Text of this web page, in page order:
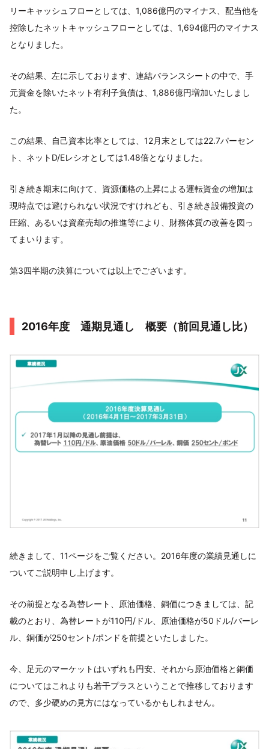
リーキャッシュフローとしては、1,086億円のマイナス、配当他を
控除したネットキャッシュフローとしては、1,694億円のマイナス
となりました。
その結果、左に示しております、連結バランスシートの中で、手
元資金を除いたネット有利子負債は、1,886億円増加いたしまし
た。
この結果、自己資本比率としては、12月末としては22.7パーセン
ト、ネットD/Eレシオとしては1.48倍となりました。
引き続き期末に向けて、資源価格の上昇による運転資金の増加は
現時点では避けられない状況ですけれども、引き続き設備投資の
圧縮、あるいは資産売却の推進等により、財務体質の改善を図っ
てまいります。
第3四半期の決算については以上でございます。
2016年度 通期見通し 概要（前回見通し比）
続きまして、11ページをご覧ください。2016年度の業績見通しに
ついてご説明申し上げます。
その前提となる為替レート、原油価格、銅価につきましては、記
載のとおり、為替レートが110円/ドル、原油価格が50ドル/バーレ
ル、銅価が250セント/ポンドを前提といたしました。
今、足元のマーケットはいずれも円安、それから原油価格と銅価
についてはこれよりも若干プラスということで推移しております
ので、多少硬めの見方にはなっているかもしれません。